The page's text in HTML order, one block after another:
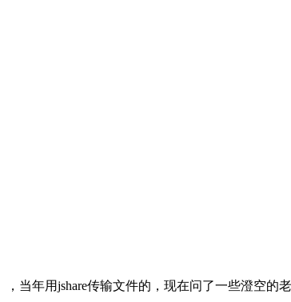
当年用jshare传输文件的，现在问了一些澄空的